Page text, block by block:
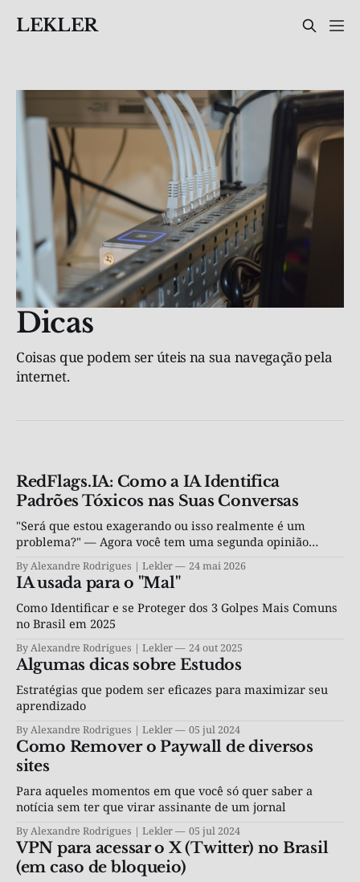
LEKLER
Dicas
Coisas que podem ser úteis na sua navegação pela
internet.
RedFlags.IA: Como a IA Identifica
Padrões Tóxicos nas Suas Conversas
"Será que estou exagerando ou isso realmente é um
problema?" — Agora você tem uma segunda opinião
By Alexandre Rodrigues | Lekler 24 mai 2026
IA usada para o "Mal"
Como Identificar e se Proteger dos 3 Golpes Mais Comuns
no Brasil em 2025
By Alexandre Rodrigues | Lekler 24 out 2025
Algumas dicas sobre Estudos
Estratégias que podem ser eficazes para maximizar seu
aprendizado
By Alexandre Rodrigues | Lekler 05 jul 2024
Como Remover o Paywall de diversos
sites
Para aqueles momentos em que você só quer saber a
notícia sem ter que virar assinante de um jornal
By Alexandre Rodrigues | Lekler 05 jul 2024
VPN para acessar o X (Twitter) no Brasil
(em caso de bloqueio)